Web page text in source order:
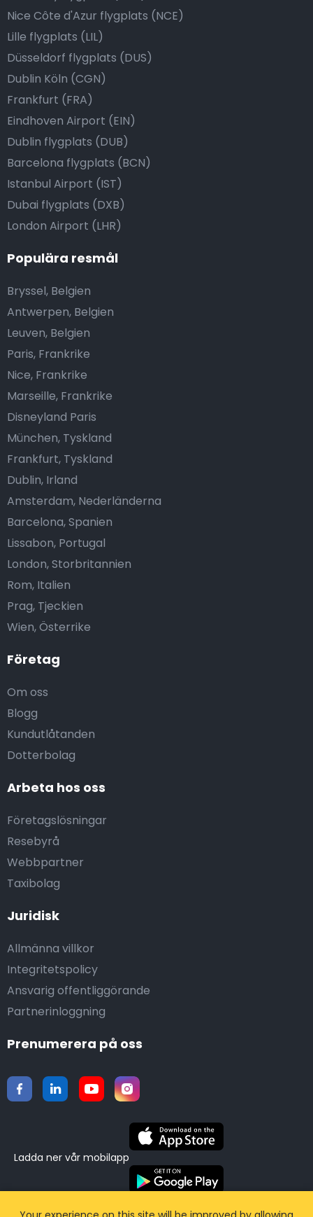
Företag
Om oss
Blogg
Kundutlåtanden
Dotterbolag
Arbeta hos oss
Företagslösningar
Resebyrå
Webbpartner
Taxibolag
Juridisk
Allmänna villkor
Integritetspolicy
Ansvarig offentliggörande
Partnerinloggning
Nice Côte d'Azur flygplats (NCE)
Lille flygplats (LIL)
Düsseldorf flygplats (DUS)
Dublin Köln (CGN)
Frankfurt (FRA)
Eindhoven Airport (EIN)
Dublin flygplats (DUB)
Barcelona flygplats (BCN)
Istanbul Airport (IST)
Dubai flygplats (DXB)
London Airport (LHR)
Populära resmål
Bryssel, Belgien
Antwerpen, Belgien
Leuven, Belgien
Paris, Frankrike
Nice, Frankrike
Marseille, Frankrike
Disneyland Paris
München, Tyskland
Frankfurt, Tyskland
Dublin, Irland
Amsterdam, Nederländerna
Barcelona, Spanien
Lissabon, Portugal
London, Storbritannien
Rom, Italien
Prag, Tjeckien
Wien, Österrike
Prenumerera på oss
Ladda ner vår mobilapp
©2015-2026 Airporttaxis.com. Alla rättigheter